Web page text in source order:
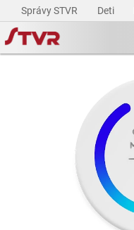
Správy STVR Deti